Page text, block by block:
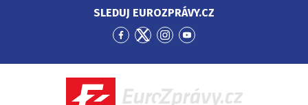
SLEDUJ EUROZPRÁVY.CZ
Přejít
Facebook
Přejít
Twitter
Přejít
Instagram
Přejít
YouTube
EuroZprávy.cz